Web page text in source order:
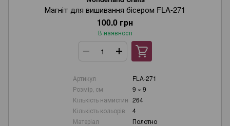
Магніт для вишивання бісером FLA-271
100.0 грн
В наявності
Артикул
FLA-271
Розмір, см
9 × 9
Кількість намистин 264
Кількість кольорів
4
Матеріал
Полотно